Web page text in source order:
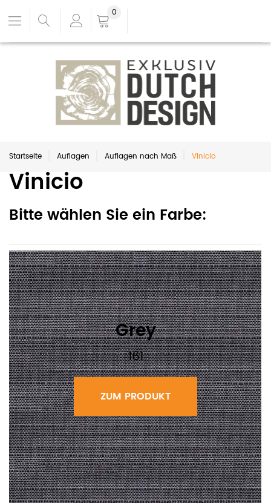
0
Startseite Auflagen Auflagen nach Maß Vinicio
Vinicio
Bitte wählen Sie ein Farbe:
Grey
161
ZUM PRODUKT